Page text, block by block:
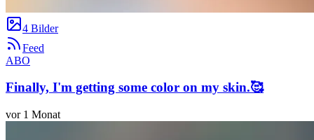
4 Bilder
Feed
ABO
Finally, I'm getting some color on my skin.🥰
vor 1 Monat